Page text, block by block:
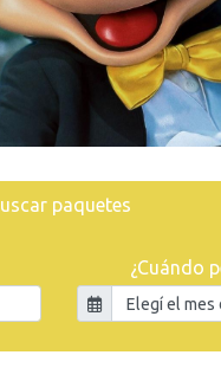
paquetes
¿Cuándo